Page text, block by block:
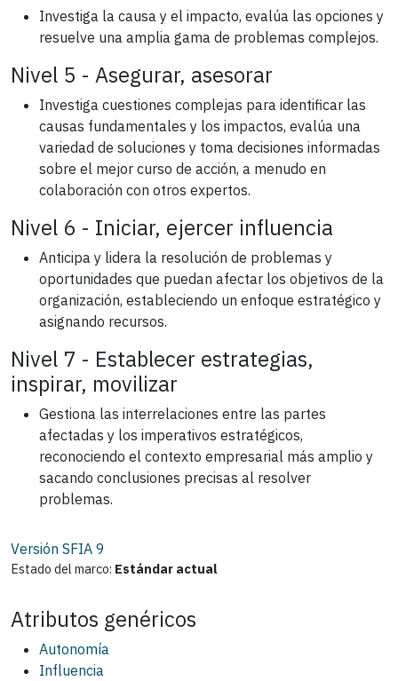
Investiga la causa y el impacto, evalúa las opciones y
resuelve una amplia gama de problemas complejos.
Nivel 5 - Asegurar, asesorar
Investiga cuestiones complejas para identificar las
causas fundamentales y los impactos, evalúa una
variedad de soluciones y toma decisiones informadas
sobre el mejor curso de acción, a menudo en
colaboración con otros expertos.
Nivel 6 - Iniciar, ejercer influencia
Anticipa y lidera la resolución de problemas y
oportunidades que puedan afectar los objetivos de la
organización, estableciendo un enfoque estratégico y
asignando recursos.
Nivel 7 - Establecer estrategias,
inspirar, movilizar
Gestiona las interrelaciones entre las partes
afectadas y los imperativos estratégicos,
reconociendo el contexto empresarial más amplio y
sacando conclusiones precisas al resolver
problemas.
Versión SFIA 9
Estado del marco: Estándar actual
Atributos genéricos
Autonomía
Influencia